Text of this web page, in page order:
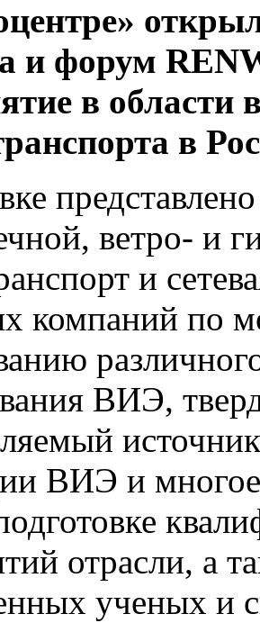
и форум
в области
в
ветро- и
и
компаний по
ВИЭ,
ВИЭ и
отрасли, а
ученых и